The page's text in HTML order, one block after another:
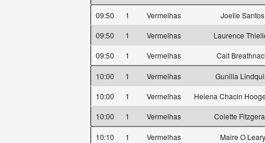
09:50 1 Vermelhas
Joelle Santos
09:50
1 Vermelhas
Laurence
09:50
1 Vermelhas Cait
10:00 1 Vermelhas
Gunilla
10:00
1 Vermelhas
Helena Chacin
10:00
1 Vermelhas Colette
10:10 1 Vermelhas
Maire O Leary